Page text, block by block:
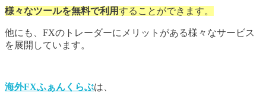
様々なツールを無料で利用することができます。
他にも、FXのトレーダーにメリットがある様々なサービス
を展開しています。
海外FXふぁんくらぶは、